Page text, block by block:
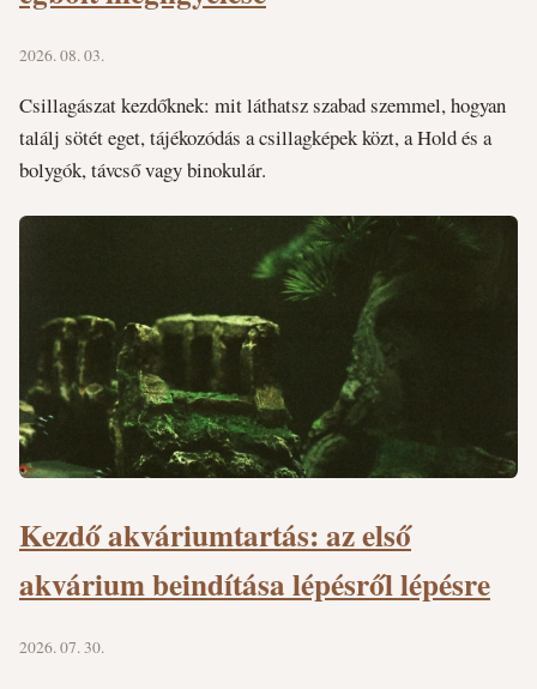
2026. 08. 03.
Csillagászat kezdőknek: mit láthatsz szabad szemmel, hogyan
találj sötét eget, tájékozódás a csillagképek közt, a Hold és a
bolygók, távcső vagy binokulár.
Kezdő akváriumtartás: az első
akvárium beindítása lépésről lépésre
2026. 07. 30.